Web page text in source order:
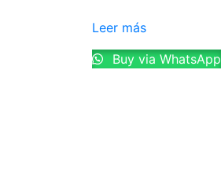
Leer más
Buy via WhatsApp